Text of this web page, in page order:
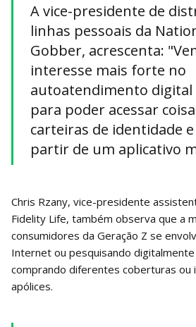
A vice-presidente de
linhas pessoais da
Gobber, acrescenta:
interesse mais forte no
autoatendimento digital
para poder acessar
carteiras de identidade
partir de um aplicativo
Chris Rzany, vice-presidente
Fidelity Life, também observa que a
consumidores da Geração Z se
Internet ou pesquisando
comprando diferentes coberturas ou
apólices.